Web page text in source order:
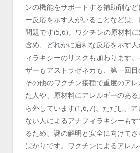
ンの機能をサポートする補助剤な
ー反応を示す人がいることなどは
問題です(5,6)。ワクチンの原材料
含め、どれかに過剰な反応を示す
ィラキシーのリスクも加わります
ザーもアストラゼネカも、第一回
その他のワクチン接種で重度のア
た人や、原材料にアレルギーのあ
ら外しています(1,6,7)。ただし、
ない人によるアナフィラキシーも
るため、謎の解明と安全に向けて
ばかりです。ワクチンによるアレ